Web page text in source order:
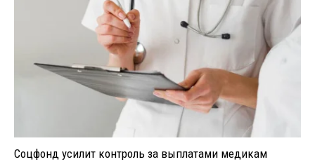
Соцфонд усилит контроль за выплатами медикам